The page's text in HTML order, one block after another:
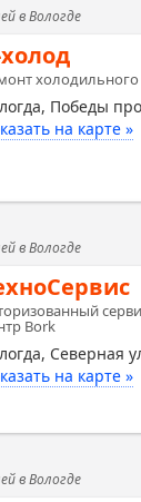
в Вологде
холод
Победы
на карте »
в Вологде
Bork
Северная
на карте »
в Вологде